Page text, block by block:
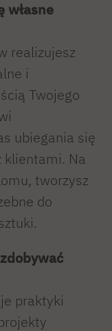
własne
realizujesz
i
Twojego
ubiegania się
klientami. Na
tworzysz
do
praktyki